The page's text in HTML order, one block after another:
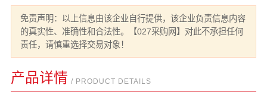
免责声明：以上信息由该企业自行提供，该企业负责信息内容
的真实性、准确性和合法性。【027采购网】对此不承担任何
责任，请慎重选择交易对象！
产品详情 / PRODUCT DETAILS